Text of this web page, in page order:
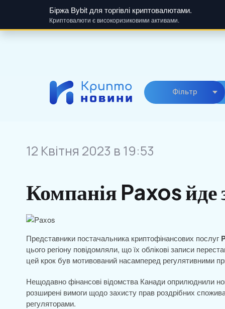
Біржа Bybit для торгівлі криптовалютами.
Криптовалюти є високоризиковими активами.
Фiльтр
12 Квітня 2023 в 19:53
Компанія Paxos йде
Представники постачальника криптофінансових послуг
цього регіону повідомляли, що їх облікові записи
цей крок був мотивований насамперед регулятивними
Нещодавно фінансові відомства Канади оприлюднили
розширені вимоги щодо захисту прав роздрібних
регуляторами.